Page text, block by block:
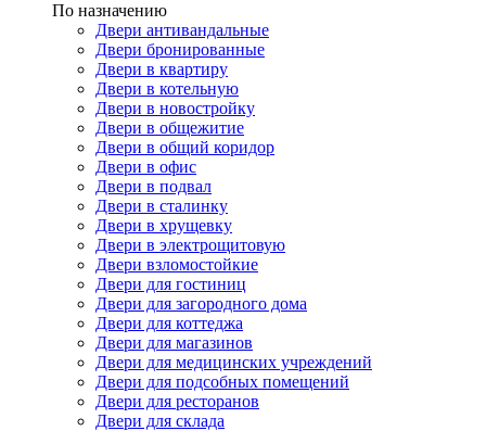
По назначению
Двери антивандальные
Двери бронированные
Двери в квартиру
Двери в котельную
Двери в новостройку
Двери в общежитие
Двери в общий коридор
Двери в офис
Двери в подвал
Двери в сталинку
Двери в хрущевку
Двери в электрощитовую
Двери взломостойкие
Двери для гостиниц
Двери для загородного дома
Двери для коттеджа
Двери для магазинов
Двери для медицинских учреждений
Двери для подсобных помещений
Двери для ресторанов
Двери для склада